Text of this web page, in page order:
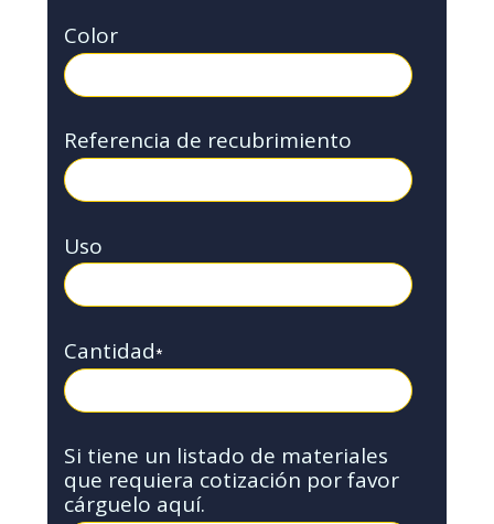
Color
Referencia de recubrimiento
Uso
Cantidad*
Si tiene un listado de materiales
que requiera cotización por favor
cárguelo aquí.